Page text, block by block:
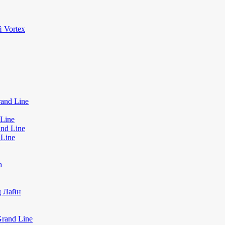
Vortex
Line
Line
Лайн
Line